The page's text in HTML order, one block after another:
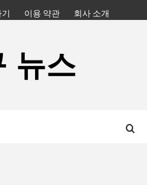
이용 약관 회사 소개
뉴스